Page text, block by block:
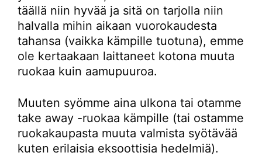
täällä niin hyvää ja sitä on tarjolla niin
halvalla mihin aikaan vuorokaudesta
tahansa (vaikka kämpille tuotuna), emme
ole kertaakaan laittaneet kotona muuta
ruokaa kuin aamupuuroa.
Muuten syömme aina ulkona tai otamme
take away -ruokaa kämpille (tai ostamme
ruokakaupasta muuta valmista syötävää
kuten erilaisia eksoottisia hedelmiä).